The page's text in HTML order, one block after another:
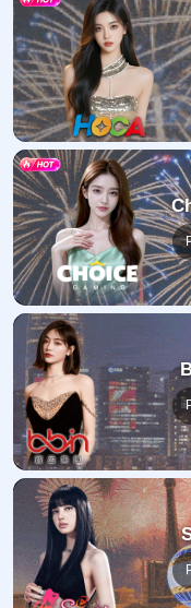
地址:
福建省漳州
哎呀